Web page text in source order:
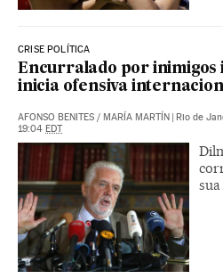
CRISE POLÍTICA
Encurralado por inimigos
inicia ofensiva
AFONSO BENITES / MARÍA MARTÍN | Rio de
19:04 EDT